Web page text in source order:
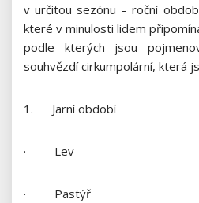
v určitou sezónu – roční
které v minulosti lidem
podle kterých jsou
souhvězdí cirkumpolární, která
1. Jarní období
· Lev
· Pastýř